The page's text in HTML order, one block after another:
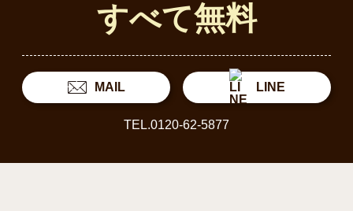
すべて無料
MAIL LINE
TEL.0120-62-5877